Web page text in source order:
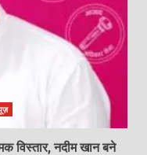
विस्तार, नदीम खान बने